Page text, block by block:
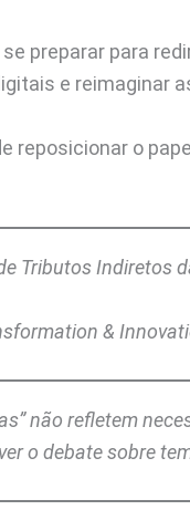
preparar para
e reimaginar
reposicionar o
Tributos Indiretos
&
não refletem
o debate sobre